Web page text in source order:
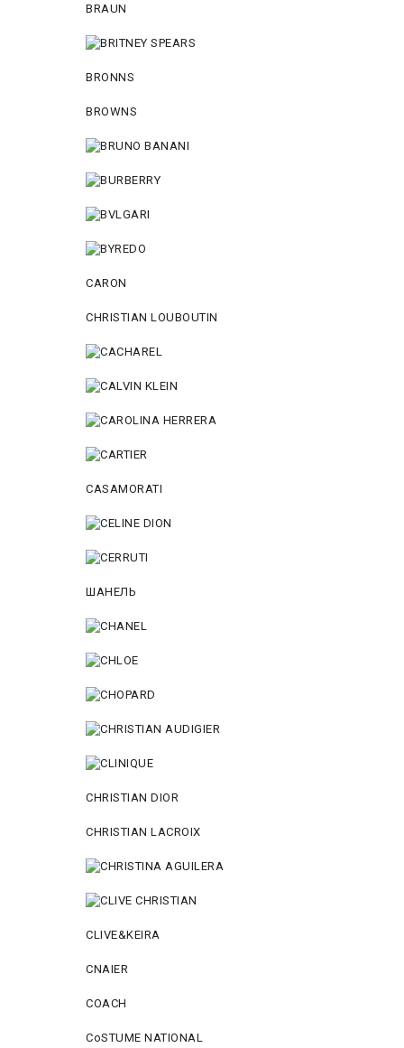
BRAUN
BRONNS
BROWNS
CARON
CHRISTIAN LOUBOUTIN
CASAMORATI
ШАНЕЛЬ
CHRISTIAN DIOR
CHRISTIAN LACROIX
CLIVE&KEIRA
CNAIER
COACH
CoSTUME NATIONAL